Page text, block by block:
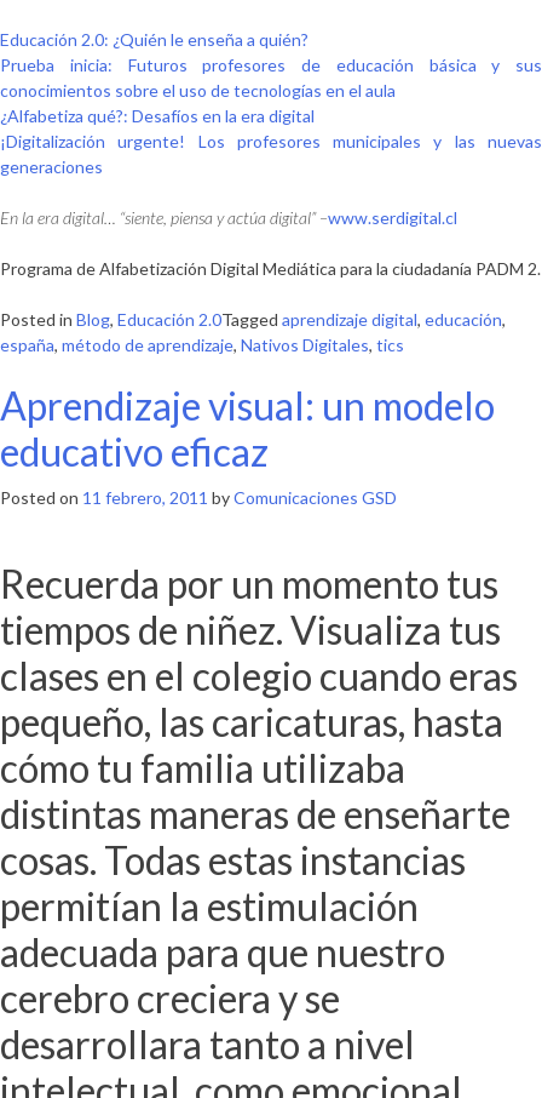
Educación 2.0: ¿Quién le enseña a quién?
Prueba inicia: Futuros profesores de educación básica y sus
conocimientos sobre el uso de tecnologías en el aula
¿Alfabetiza qué?: Desafíos en la era digital
¡Digitalización urgente! Los profesores municipales y las nuevas
generaciones
En la era digital… “siente, piensa y actúa digital” –www.serdigital.cl
Programa de Alfabetización Digital Mediática para la ciudadanía PADM 2.
Posted in Blog, Educación 2.0Tagged aprendizaje digital, educación,
españa, método de aprendizaje, Nativos Digitales, tics
Aprendizaje visual: un modelo
educativo eficaz
Posted on 11 febrero, 2011 byComunicaciones GSD
Recuerda por un momento tus
tiempos de niñez. Visualiza tus
clases en el colegio cuando eras
pequeño, las caricaturas, hasta
cómo tu familia utilizaba
distintas maneras de enseñarte
cosas. Todas estas instancias
permitían la estimulación
adecuada para que nuestro
cerebro creciera y se
desarrollara tanto a nivel